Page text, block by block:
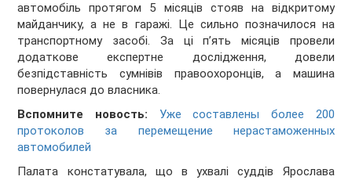
автомобіль протягом 5 місяців стояв на відкритому
майданчику, а не в гаражі. Це сильно позначилося на
транспортному засобі. За ці п’ять місяців провели
додаткове експертне дослідження, довели
безпідставність сумнівів правоохоронців, а машина
повернулася до власника.
Вспомните новость: Уже составлены более 200
протоколов за перемещение нерастаможенных
автомобилей
Палата констатувала, що в ухвалі суддів Ярослава